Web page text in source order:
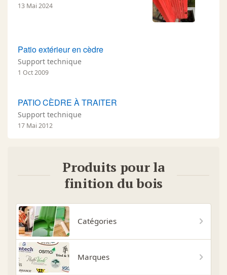
13 Mai 2024
Patio extérieur en cèdre
Support technique
1 Oct 2009
PATIO CÈDRE À TRAITER
Support technique
17 Mai 2012
Produits pour la
finition du bois
Catégories
Marques